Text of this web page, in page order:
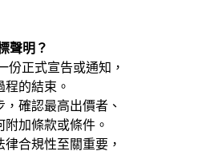
聲明？
份正式宣告或通知，
的結束。
確認最高出價者、
加條款或條件。
合規性至關重要，